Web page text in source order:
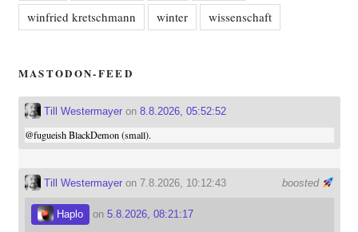
winfried kretschmann
winter wissenschaft
MASTODON-FEED
Till Westermayeron 8.8.2026, 05:52:52
@fugueishBlackDemon (small).
boosted
Till Westermayeron 7.8.2026, 10:12:43
Haplo on 5.8.2026, 08:21:17